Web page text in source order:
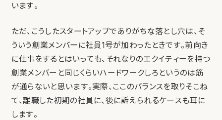
います。
ただ、こうしたスタートアップでありがちな落とし穴は、そ
ういう創業メンバーに社員1号が加わったときです。前向き
に仕事をするとはいっても、それなりのエクイティーを持つ
創業メンバーと同じくらいハードワークしろというのは筋
が通らないと思います。実際、ここのバランスを取りそこね
て、離職した初期の社員に、後に訴えられるケースも耳に
します。